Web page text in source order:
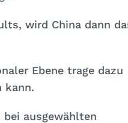
wird China dann
Ebene trage dazu
kann.
bei ausgewählten